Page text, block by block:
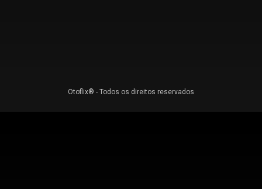
Otoflix® - Todos os direitos reservados